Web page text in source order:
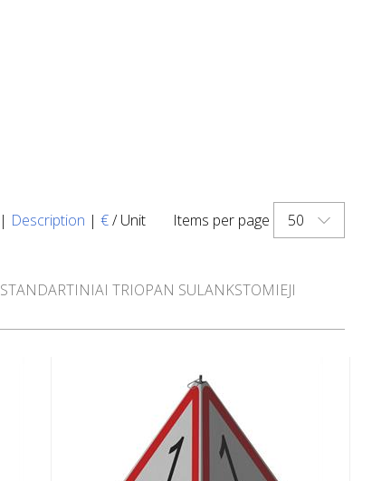
Items per page 50
| Description | €/ Unit
STANDARTINIAI TRIOPAN SULANKSTOMIEJI